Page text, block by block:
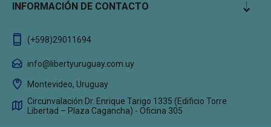
INFORMACIÓN DE CONTACTO
(+598)29011694
info@libertyuruguay.com.uy
Montevideo, Uruguay
Circunvalación Dr. Enrique Tarigo 1335 (Edificio Torre
Libertad – Plaza Cagancha) - Oficina 305